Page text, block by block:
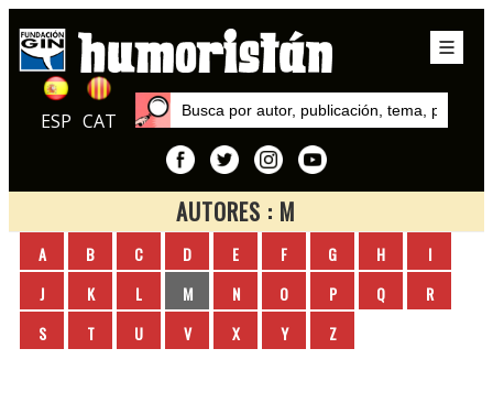
ESP CAT
AUTORES : M
Inicio
Autores
A B C D E F G H
I
J
K L M N O P Q
R
S
T U V X Y Z